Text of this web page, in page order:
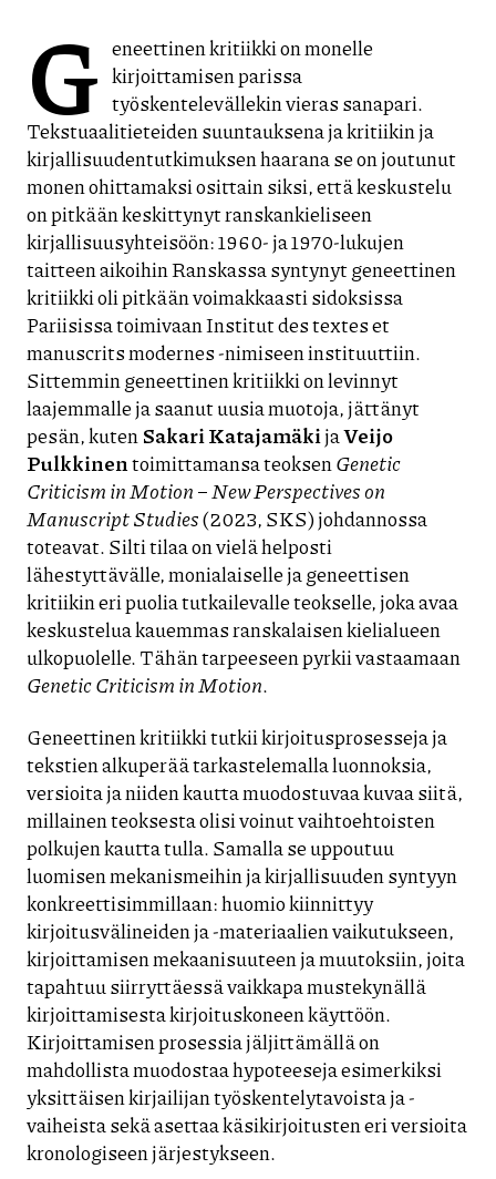
G eneettinen kritiikki on monelle
kirjoittamisen parissa
työskentelevällekin vieras sanapari.
Tekstuaalitieteiden suuntauksena ja kritiikin ja
kirjallisuudentutkimuksen haarana se on joutunut
monen ohittamaksi osittain siksi, että keskustelu
on pitkään keskittynyt ranskankieliseen
kirjallisuusyhteisöön: 1960- ja 1970-lukujen
taitteen aikoihin Ranskassa syntynyt geneettinen
kritiikki oli pitkään voimakkaasti sidoksissa
Pariisissa toimivaan Institut des textes et
manuscrits modernes -nimiseen instituuttiin.
Sittemmin geneettinen kritiikki on levinnyt
laajemmalle ja saanut uusia muotoja, jättänyt
pesän, kutenSakari KatajamäkijaVeijo
Pulkkinentoimittamansa teoksenGenetic
Criticism in Motion–New Perspectives on
Manuscript Studies(2023, SKS) johdannossa
toteavat. Silti tilaa on vielä helposti
lähestyttävälle, monialaiselle ja geneettisen
kritiikin eri puolia tutkailevalle teokselle, joka avaa
keskustelua kauemmas ranskalaisen kielialueen
ulkopuolelle. Tähän tarpeeseen pyrkii vastaamaan
Genetic Criticism in Motion.
Geneettinen kritiikki tutkii kirjoitusprosesseja ja
tekstien alkuperää tarkastelemalla luonnoksia,
versioita ja niiden kautta muodostuvaa kuvaa siitä,
millainen teoksesta olisi voinut vaihtoehtoisten
polkujen kautta tulla. Samalla se uppoutuu
luomisen mekanismeihin ja kirjallisuuden syntyyn
konkreettisimmillaan: huomio kiinnittyy
kirjoitusvälineiden ja -materiaalien vaikutukseen,
kirjoittamisen mekaanisuuteen ja muutoksiin, joita
tapahtuu siirryttäessä vaikkapa mustekynällä
kirjoittamisesta kirjoituskoneen käyttöön.
Kirjoittamisen prosessia jäljittämällä on
mahdollista muodostaa hypoteeseja esimerkiksi
yksittäisen kirjailijan työskentelytavoista ja -
vaiheista sekä asettaa käsikirjoitusten eri versioita
kronologiseen järjestykseen.